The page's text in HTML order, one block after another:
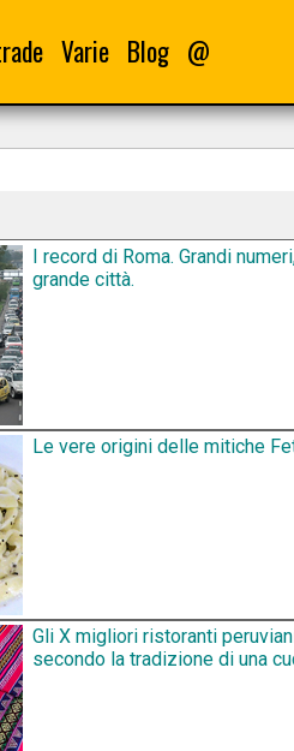
Varie Blog @
I record di Roma. Grandi
grande città.
Le vere origini delle mitiche
Gli X migliori ristoranti
secondo la tradizione di una